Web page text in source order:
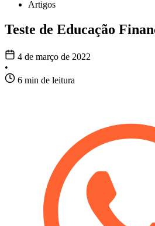
Artigos
Teste de Educação
4 de março de 2022
•
6 min de leitura